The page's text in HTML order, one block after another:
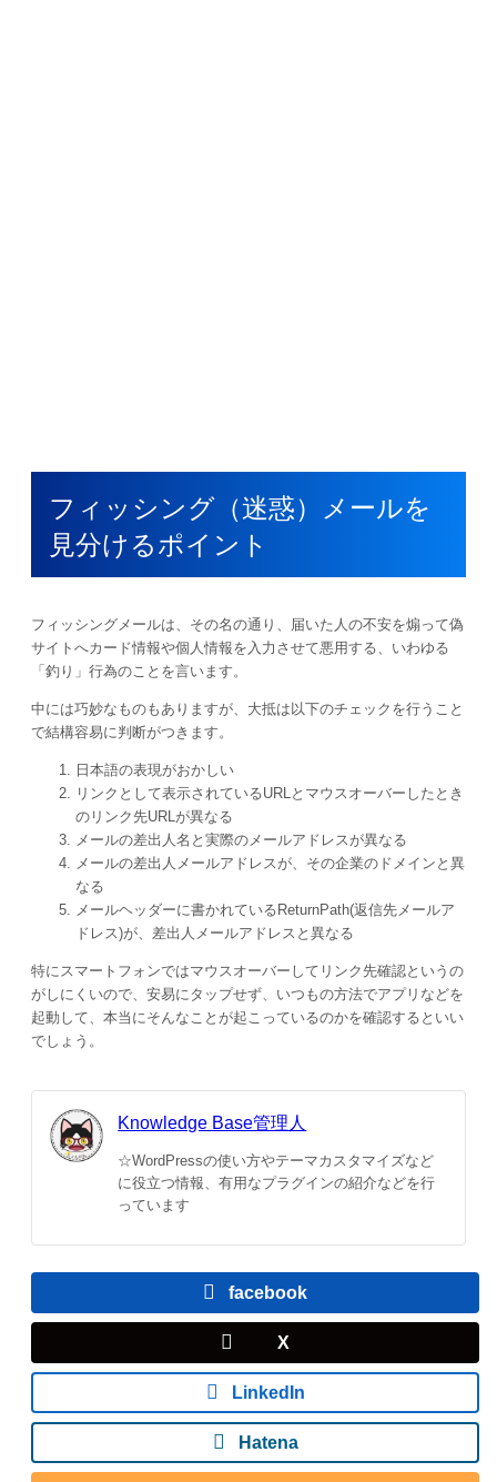
フィッシング（迷惑）メールを
見分けるポイント
フィッシングメールは、その名の通り、届いた人の不安を煽って偽
サイトへカード情報や個人情報を入力させて悪用する、いわゆる
「釣り」行為のことを言います。
中には巧妙なものもありますが、大抵は以下のチェックを行うこと
で結構容易に判断がつきます。
日本語の表現がおかしい
リンクとして表示されているURLとマウスオーバーしたとき
のリンク先URLが異なる
メールの差出人名と実際のメールアドレスが異なる
メールの差出人メールアドレスが、その企業のドメインと異
なる
メールヘッダーに書かれているReturnPath(返信先メールア
ドレス)が、差出人メールアドレスと異なる
特にスマートフォンではマウスオーバーしてリンク先確認というの
がしにくいので、安易にタップせず、いつもの方法でアプリなどを
起動して、本当にそんなことが起こっているのかを確認するといい
でしょう。
Knowledge Base管理人
☆WordPressの使い方やテーマカスタマイズなど
に役立つ情報、有用なプラグインの紹介などを行
っています
facebook
X
LinkedIn
Hatena